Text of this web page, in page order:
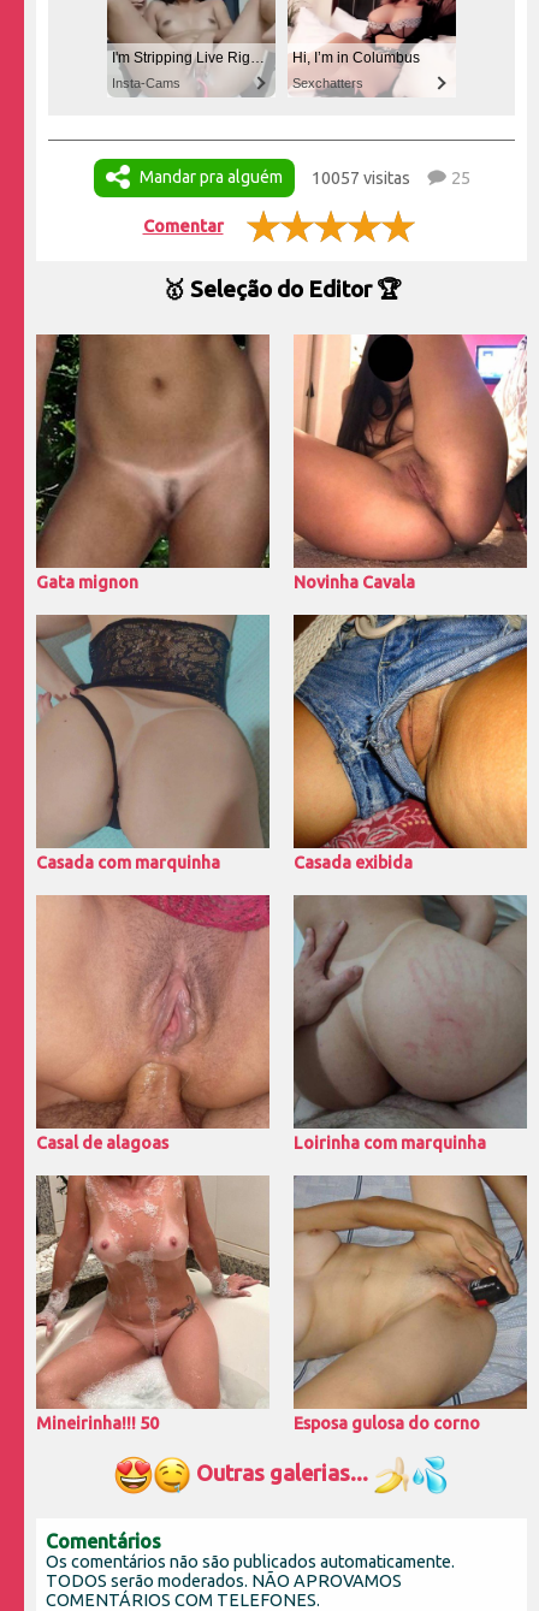
I'm Stripping Live Right Now
Insta-Cams
Hi, I’m in Columbus
Sexchatters
Mandar pra alguém 10057 visitas 25
Comentar
🥇 Seleção do Editor 🏆
Gata mignon Novinha Cavala
Casada com marquinha Casada exibida
Casal de alagoas Loirinha com marquinha
Mineirinha!!! 50 Esposa gulosa do corno
Outras galerias...
Comentários
Os comentários não são publicados automaticamente.
TODOS serão moderados. NÃO APROVAMOS
COMENTÁRIOS COM TELEFONES.